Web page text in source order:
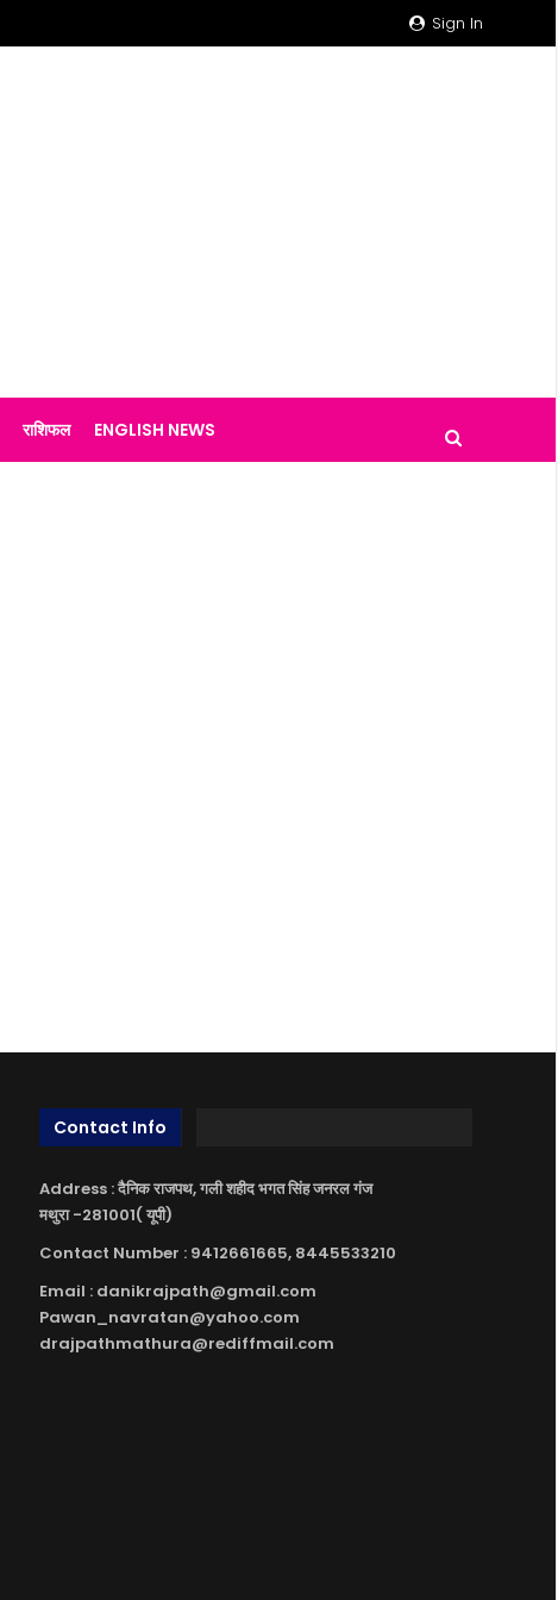
Sign In
राशिफल ENGLISH NEWS
Contact Info
Address : दैनिक राजपथ, गली शहीद भगत सिंह जनरल गंज
मथुरा -281001( यूपी)
Contact Number : 9412661665, 8445533210
Email : danikrajpath@gmail.com
Pawan_navratan@yahoo.com
drajpathmathura@rediffmail.com